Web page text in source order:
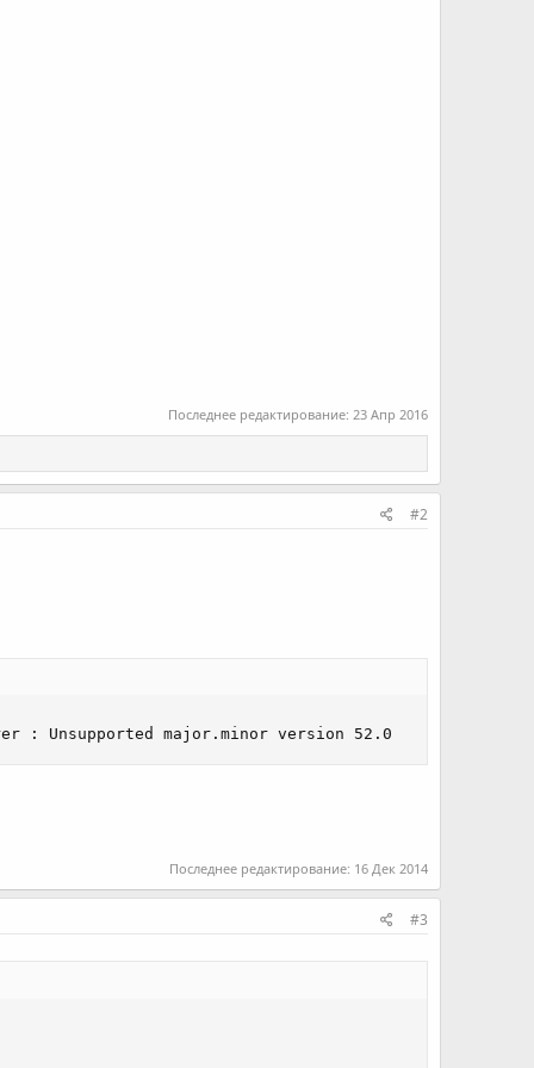
Последнее редактирование:23 Апр 2016
#2
: Unsupported major.minor version 52.0
Последнее редактирование: 16 Дек 2014
#3